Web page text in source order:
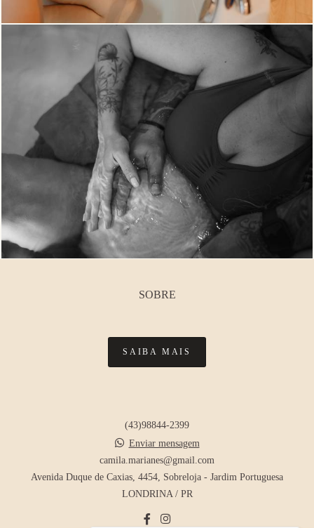
SOBRE
SAIBA MAIS
(43)98844-2399
Enviar mensagem
camila.marianes@gmail.com
Avenida Duque de Caxias, 4454, Sobreloja - Jardim Portuguesa
LONDRINA / PR